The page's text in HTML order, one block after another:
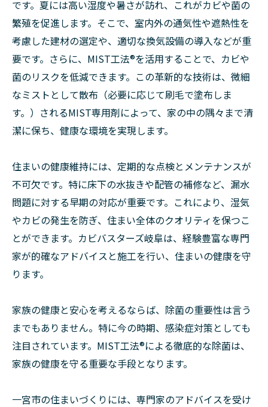
です。夏には高い湿度や暑さが訪れ、これがカビや菌の
繁殖を促進します。そこで、室内外の通気性や遮熱性を
考慮した建材の選定や、適切な換気設備の導入などが重
要です。さらに、MIST工法®︎を活用することで、カビや
菌のリスクを低減できます。この革新的な技術は、微細
なミストとして散布（必要に応じて刷毛で塗布しま
す。）されるMIST専用剤によって、家の中の隅々まで清
潔に保ち、健康な環境を実現します。
住まいの健康維持には、定期的な点検とメンテナンスが
不可欠です。特に床下の水抜きや配管の補修など、漏水
問題に対する早期の対応が重要です。これにより、湿気
やカビの発生を防ぎ、住まい全体のクオリティを保つこ
とができます。カビバスターズ岐阜は、経験豊富な専門
家が的確なアドバイスと施工を行い、住まいの健康を守
ります。
家族の健康と安心を考えるならば、除菌の重要性は言う
までもありません。特に今の時期、感染症対策としても
注目されています。MIST工法®︎による徹底的な除菌は、
家族の健康を守る重要な手段となります。
一宮市の住まいづくりには、専門家のアドバイスを受け